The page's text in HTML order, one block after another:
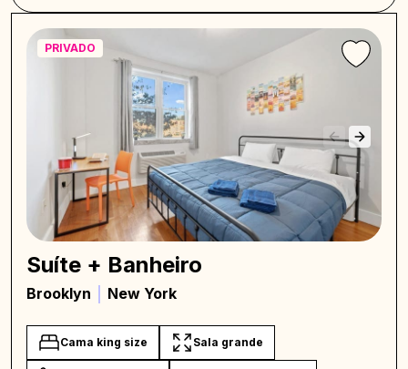
PRIVADO
Suíte + Banheiro
Brooklyn New York
Cama king size Sala grande